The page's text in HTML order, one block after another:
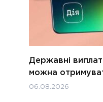
Державні
можна
06.08.2026